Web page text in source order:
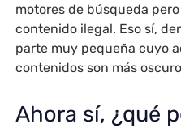
motores de búsqueda
contenido ilegal. Eso sí,
parte muy pequeña cuyo
contenidos son más
Ahora sí, ¿qué